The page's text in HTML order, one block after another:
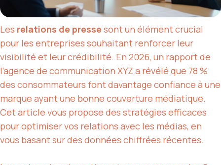
Les relations de presse sont un élément crucial
pour les entreprises souhaitant renforcer leur
visibilité et leur crédibilité. En 2026, un rapport de
l’agence de communication XYZ a révélé que 78 %
des consommateurs font davantage confiance à une
marque ayant une bonne couverture médiatique.
Cet article vous propose des stratégies efficaces
pour optimiser vos relations avec les médias, en
vous basant sur des données chiffrées récentes.